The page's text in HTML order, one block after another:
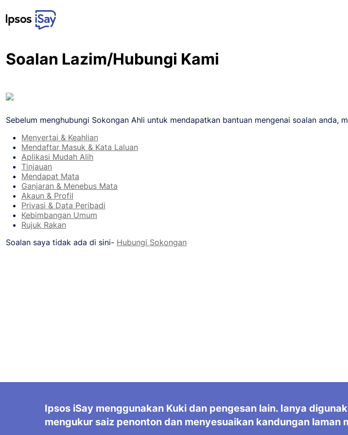
Ipsos iSay menggunakan Kuki dan pengesan lain. Ianya
mengukur saiz penonton dan menyesuaikan kandungan laman
Soalan Lazim/Hubungi Kami
Sebelum menghubungi Sokongan Ahli untuk mendapatkan bantuan mengenai soalan anda,
Menyertai & Keahlian
Mendaftar Masuk & Kata Laluan
Aplikasi Mudah Alih
Tinjauan
Mendapat Mata
Ganjaran & Menebus Mata
Akaun & Profil
Privasi & Data Peribadi
Kebimbangan Umum
Rujuk Rakan
Soalan saya tidak ada di sini- Hubungi Sokongan